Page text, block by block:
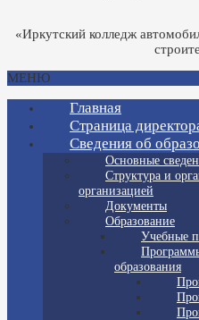
«Иркутский колледж
МЕНЮ
Главная
Страница
Сведения об
Основные
Структура и
организацией
Документы
Образование
Учебные
образования